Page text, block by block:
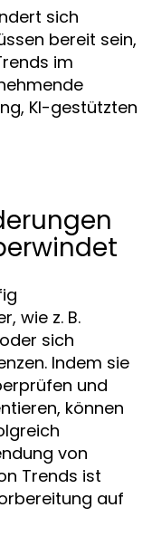
sich
bereit sein,
im
KI-gestützten
wie z. B.
sich
Indem sie
und
können
von
Trends ist
auf